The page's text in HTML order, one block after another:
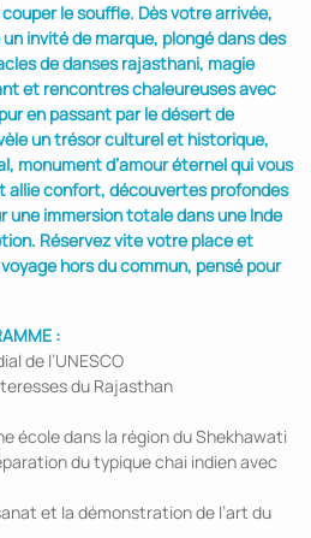
le souffle. Dès votre arrivée,
invité de marque, plongé dans des
de danses rajasthani, magie
et rencontres chaleureuses avec
en passant par le désert de
un trésor culturel et historique,
monument d’amour éternel qui vous
allie confort, découvertes profondes
une immersion totale dans une Inde
Réservez vite votre place et
hors du commun, pensé pour
:
de l’UNESCO
du Rajasthan
école dans la région du Shekhawati
du typique chai indien avec
et la démonstration de l’art du